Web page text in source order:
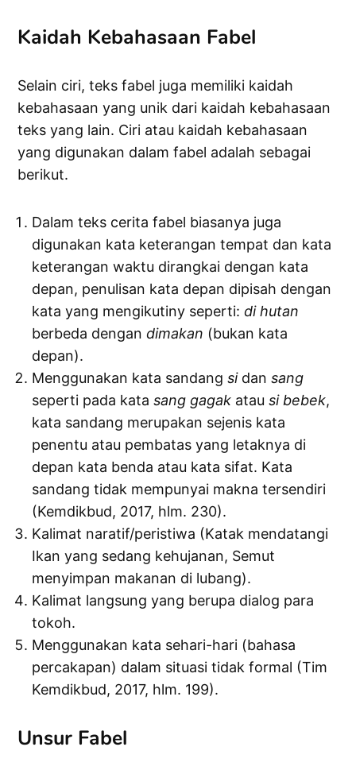
Kaidah Kebahasaan Fabel
Selain ciri, teks fabel juga memiliki kaidah
kebahasaan yang unik dari kaidah kebahasaan
teks yang lain. Ciri atau kaidah kebahasaan
yang digunakan dalam fabel adalah sebagai
berikut.
Dalam teks cerita fabel biasanya juga
digunakan kata keterangan tempat dan kata
keterangan waktu dirangkai dengan kata
depan, penulisan kata depan dipisah dengan
kata yang mengikutiny seperti:di hutan
berbeda dengandimakan (bukan kata
depan).
Menggunakan kata sandangsidansang
seperti pada katasang gagak atausi bebek,
kata sandang merupakan sejenis kata
penentu atau pembatas yang letaknya di
depan kata benda atau kata sifat. Kata
sandang tidak mempunyai makna tersendiri
(Kemdikbud, 2017, hlm. 230).
Kalimat naratif/peristiwa (Katak mendatangi
Ikan yang sedang kehujanan, Semut
menyimpan makanan di lubang).
Kalimat langsung yang berupa dialog para
tokoh.
Menggunakan kata sehari-hari (bahasa
percakapan) dalam situasi tidak formal (Tim
Kemdikbud, 2017, hlm. 199).
Unsur Fabel